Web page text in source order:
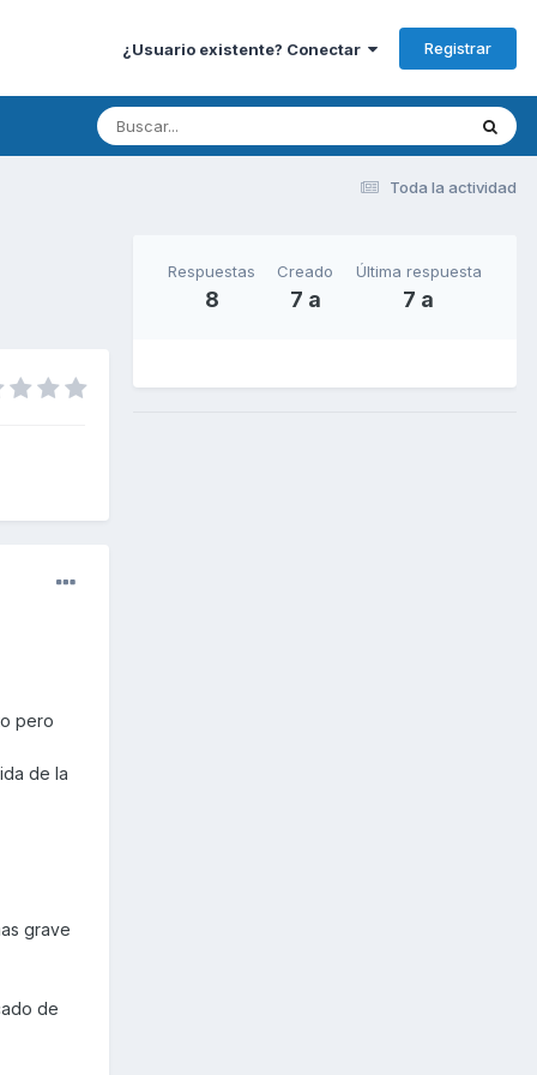
¿Usuario existente? Conectar Registrar
Toda la actividad
pero
de la
grave
de
Respuestas
8
Creado
7 a
Última respuesta
7 a